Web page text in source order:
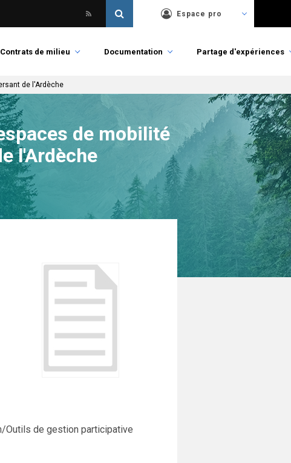
Espace pro
Contrats de milieu Documentation Partage d'expériences
de l'Ardèche
de mobilité
l'Ardèche
de gestion participative